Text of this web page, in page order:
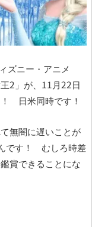
ズニー・アニメ
2」が、11月22日
日米同時です！
無闇に遅いことが
です！ むしろ時差
賞できることにな